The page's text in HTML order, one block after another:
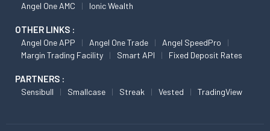
Angel One AMC Ionic Wealth
OTHER LINKS :
Angel One APP Angel One Trade
Angel SpeedPro
Margin Trading Facility
Smart API Fixed Deposit Rates
PARTNERS :
Sensibull Smallcase Streak Vested TradingView